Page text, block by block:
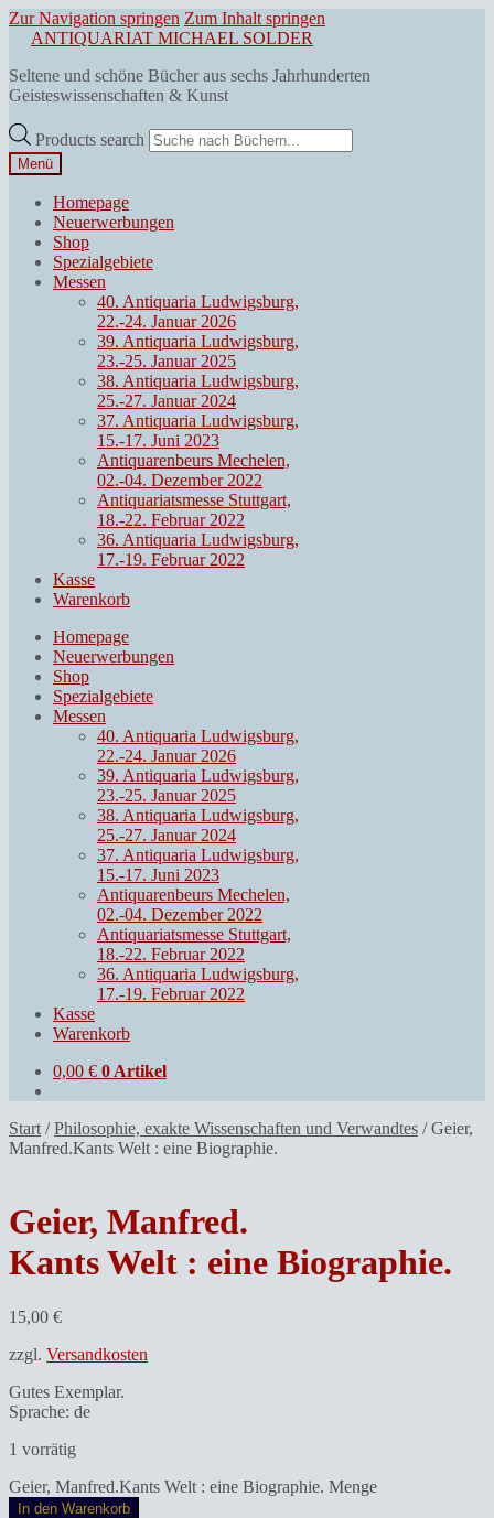
Zur Navigation springen Zum Inhalt springen
ANTIQUARIAT MICHAEL SOLDER
Seltene und schöne Bücher aus sechs Jahrhunderten
Geisteswissenschaften & Kunst
Products search
Menü
Homepage
Neuerwerbungen
Shop
Spezialgebiete
Messen
40. Antiquaria Ludwigsburg,
22.-24. Januar 2026
39. Antiquaria Ludwigsburg,
23.-25. Januar 2025
38. Antiquaria Ludwigsburg,
25.-27. Januar 2024
37. Antiquaria Ludwigsburg,
15.-17. Juni 2023
Antiquarenbeurs Mechelen,
02.-04. Dezember 2022
Antiquariatsmesse Stuttgart,
18.-22. Februar 2022
36. Antiquaria Ludwigsburg,
17.-19. Februar 2022
Kasse
Warenkorb
Homepage
Neuerwerbungen
Shop
Spezialgebiete
Messen
40. Antiquaria Ludwigsburg,
22.-24. Januar 2026
39. Antiquaria Ludwigsburg,
23.-25. Januar 2025
38. Antiquaria Ludwigsburg,
25.-27. Januar 2024
37. Antiquaria Ludwigsburg,
15.-17. Juni 2023
Antiquarenbeurs Mechelen,
02.-04. Dezember 2022
Antiquariatsmesse Stuttgart,
18.-22. Februar 2022
36. Antiquaria Ludwigsburg,
17.-19. Februar 2022
Kasse
Warenkorb
0,00 € 0 Artikel
Start /Philosophie, exakte Wissenschaften und Verwandtes /Geier,
Manfred.Kants Welt : eine Biographie.
Geier, Manfred.
Kants Welt : eine Biographie.
15,00 €
zzgl. Versandkosten
Gutes Exemplar.
Sprache: de
1 vorrätig
Geier, Manfred.Kants Welt : eine Biographie. Menge
In den Warenkorb